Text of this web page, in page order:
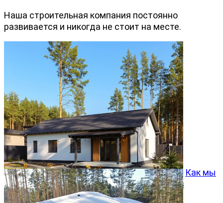
Наша строительная компания постоянно
развивается и никогда не стоит на месте.
Как мы
превращаем типовой проект Хвойный 96 в
особенный дом
05.08.2026